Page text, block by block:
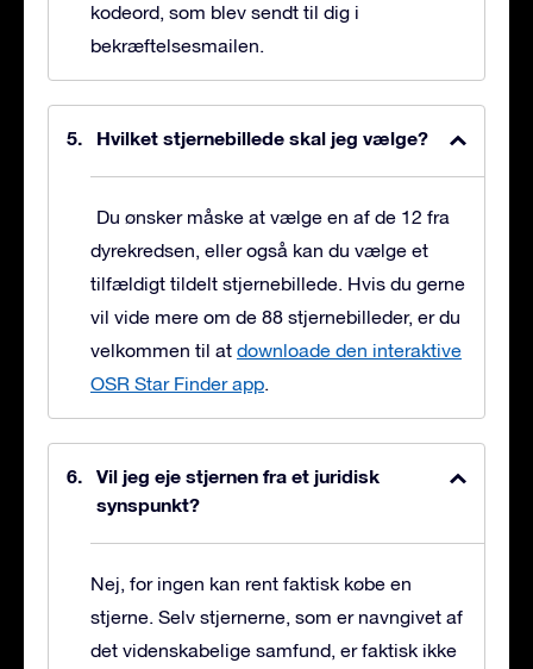
kodeord, som blev sendt til dig i
bekræftelsesmailen.
Hvilket stjernebillede skal jeg vælge?
Du ønsker måske at vælge en af de 12 fra
dyrekredsen, eller også kan du vælge et
tilfældigt tildelt stjernebillede. Hvis du gerne
vil vide mere om de 88 stjernebilleder, er du
velkommen til at downloade den interaktive
OSR Star Finder app.
Vil jeg eje stjernen fra et juridisk
synspunkt?
Nej, for ingen kan rent faktisk købe en
stjerne. Selv stjernerne, som er navngivet af
det videnskabelige samfund, er faktisk ikke